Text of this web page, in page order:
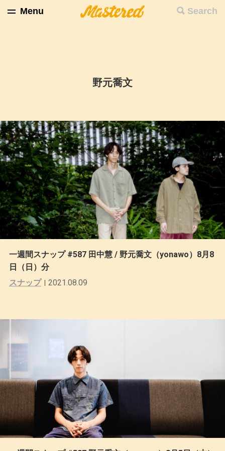
Search
Menu
野元喬文
一週間スナップ #587 田中慧 / 野元喬文（yonawo）8月8
日（日）分
スナップ
2021.08.09